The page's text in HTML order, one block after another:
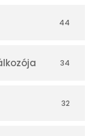
44
34
32